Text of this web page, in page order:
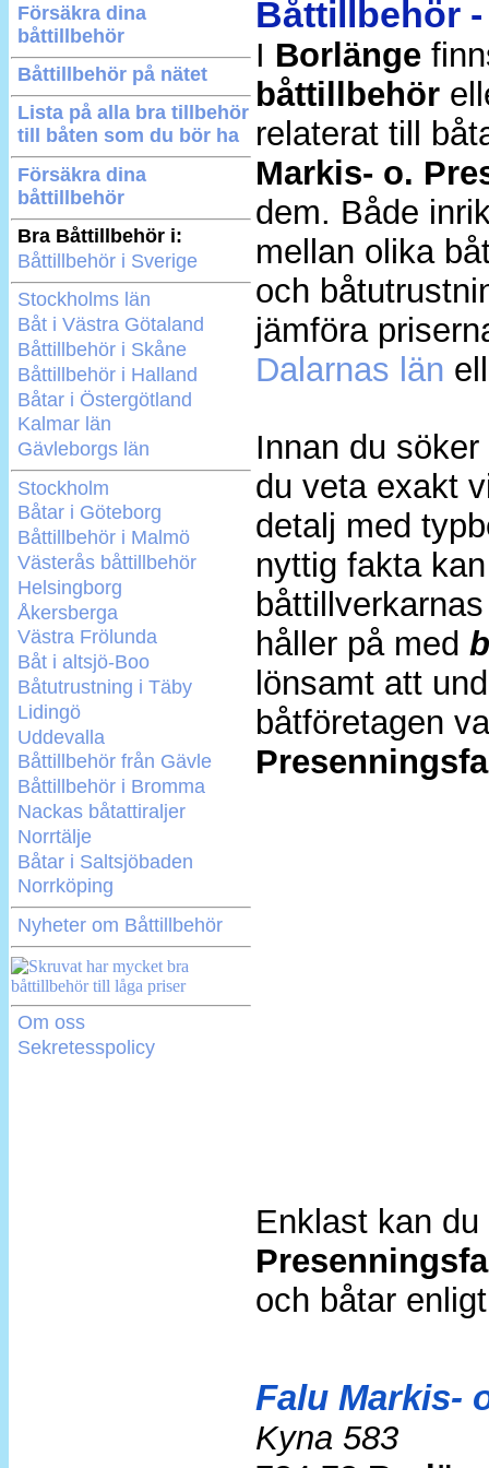
Försäkra dina
båttillbehör
Båttillbehör på nätet
Lista på alla bra tillbehör
till båten som du bör ha
Försäkra dina
båttillbehör
Bra Båttillbehör i:
Båttillbehör i Sverige
Stockholms län
Båt i Västra Götaland
Båttillbehör i Skåne
Båttillbehör i Halland
Båtar i Östergötland
Kalmar län
Gävleborgs län
Stockholm
Båtar i Göteborg
Båttillbehör i Malmö
Västerås båttillbehör
Helsingborg
Åkersberga
Västra Frölunda
Båt i altsjö-Boo
Båtutrustning i Täby
Lidingö
Uddevalla
Båttillbehör från Gävle
Båttillbehör i Bromma
Nackas båtattiraljer
Norrtälje
Båtar i Saltsjöbaden
Norrköping
Nyheter om Båttillbehör
Om oss
Sekretesspolicy
Båttillbehör
I Borlänge
båttillbehör
relaterat till
Markis- o.
dem. Både
mellan olika
och
jämföra
Dalarnas län
Innan du
du veta exakt
detalj med
nyttig fakta
håller på med
lönsamt att
båtföretagen
Enklast kan
och båtar
Falu Markis-
Kyna 583